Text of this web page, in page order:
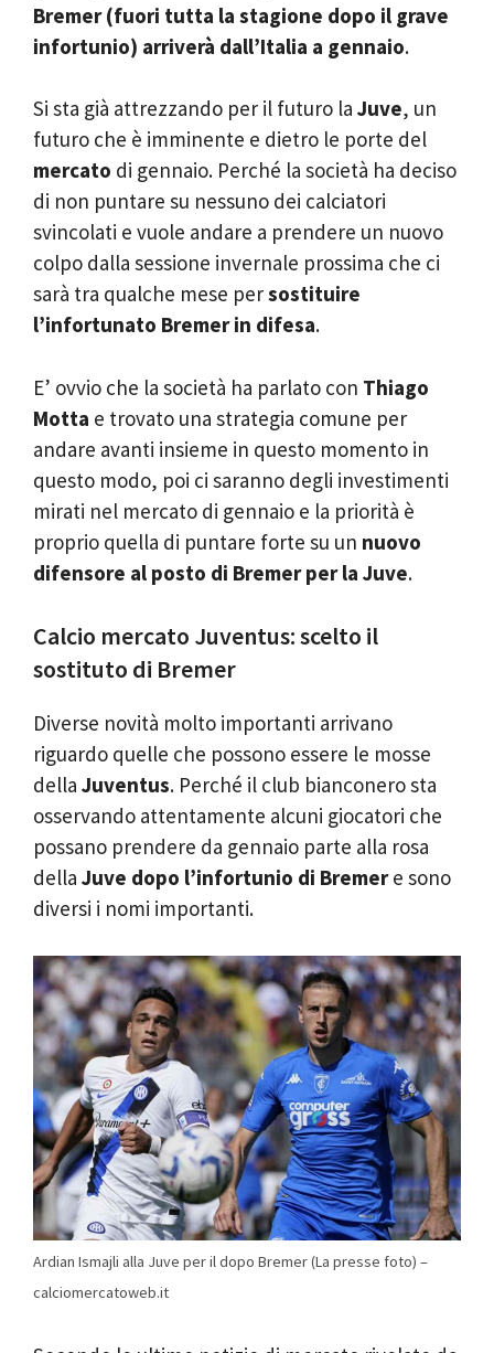
Bremer (fuori tutta la stagione dopo il grave
infortunio) arriverà dall’Italia a gennaio.
Si sta già attrezzando per il futuro la Juve, un
futuro che è imminente e dietro le porte del
mercato di gennaio. Perché la società ha deciso
di non puntare su nessuno dei calciatori
svincolati e vuole andare a prendere un nuovo
colpo dalla sessione invernale prossima che ci
sarà tra qualche mese persostituire
l’infortunato Bremer in difesa.
E’ ovvio che la società ha parlato con Thiago
Motta e trovato una strategia comune per
andare avanti insieme in questo momento in
questo modo, poi ci saranno degli investimenti
mirati nel mercato di gennaio e la priorità è
proprio quella di puntare forte su un nuovo
difensore al posto di Bremer per la Juve.
Calcio mercato Juventus: scelto il
sostituto di Bremer
Diverse novità molto importanti arrivano
riguardo quelle che possono essere le mosse
della Juventus. Perché il club bianconero sta
osservando attentamente alcuni giocatori che
possano prendere da gennaio parte alla rosa
della Juve dopo l’infortunio di Bremere sono
diversi i nomi importanti.
Ardian Ismajli alla Juve per il dopo Bremer (La presse foto) –
calciomercatoweb.it